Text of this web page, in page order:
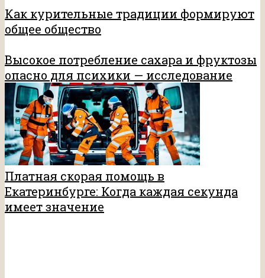
Как курительные традиции формируют
общее общество
Высокое потребление сахара и фруктозы
опасно для психики — исследование
Платная скорая помощь в
Екатеринбурге: Когда каждая секунда
имеет значение